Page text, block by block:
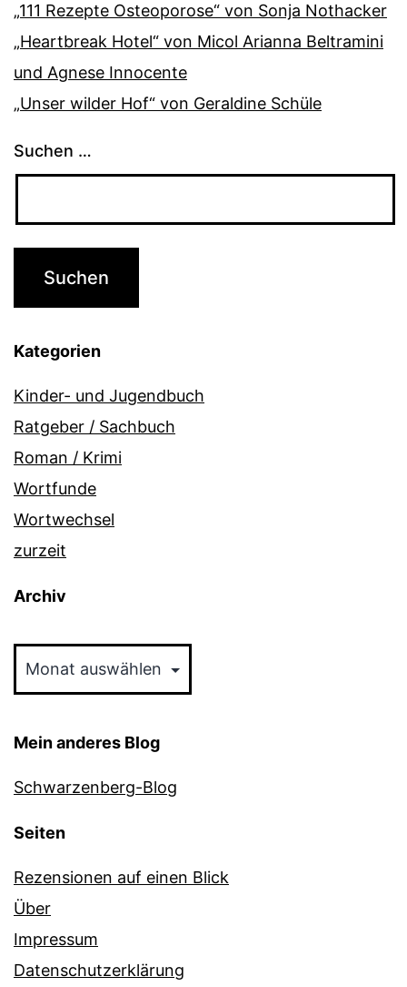
„111 Rezepte Osteoporose“ von Sonja Nothacker
„Heartbreak Hotel“ von Micol Arianna Beltramini
und Agnese Innocente
„Unser wilder Hof“ von Geraldine Schüle
Suchen …
Kategorien
Kinder- und Jugendbuch
Ratgeber / Sachbuch
Roman / Krimi
Wortfunde
Wortwechsel
zurzeit
Archiv
Mein anderes Blog
Schwarzenberg-Blog
Seiten
Rezensionen auf einen Blick
Über
Impressum
Datenschutzerklärung